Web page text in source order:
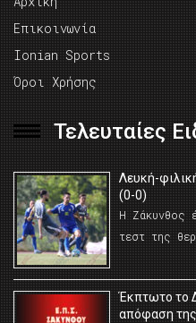
Επικοινωνία
Ionian Sports
Όροι Χρήσης
Τελευταίες
Λευκή-
(0-0)
Η Ζάκυνθος
τεστ της
Έκπτωτο το
απόφαση